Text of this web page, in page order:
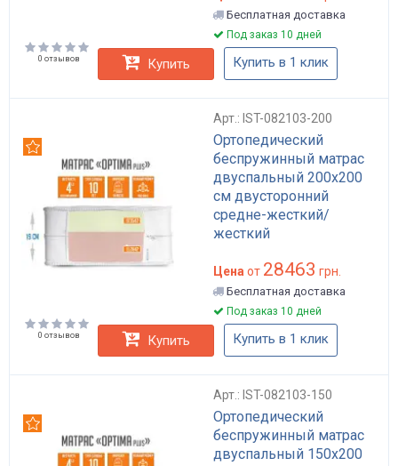
Бесплатная доставка
Под заказ 10 дней
0 отзывов Купить Купить в 1 клик
Арт.: IST-082103-200
Ортопедический
беспружинный матрас
двуспальный 200x200
см двусторонний
средне-жесткий/
жесткий
19 см Optima Plus
Цена от 28463 грн.
Бесплатная доставка
Под заказ 10 дней
0 отзывов Купить Купить в 1 клик
Арт.: IST-082103-150
Ортопедический
беспружинный матрас
двуспальный 150x200